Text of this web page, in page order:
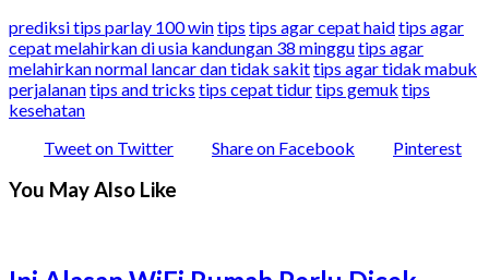
prediksi tips parlay 100 wintips tips agar cepat haidtips agar
cepat melahirkan di usia kandungan 38 minggutips agar
melahirkan normal lancar dan tidak sakittips agar tidak mabuk
perjalanantips and tricks tips cepat tidurtips gemuk tips
kesehatan
Tweet on Twitter
Share on Facebook Pinterest
You May Also Like